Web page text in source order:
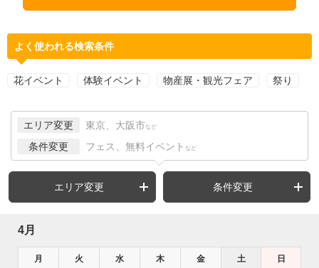
よく使われる検索条件
花イベント 体験イベント 物産展・観光フェア 祭り
エリア変更 東京、大阪市 など
条件変更 フェス、無料イベント など
エリア変更 条件変更
4月
月 火 水 木 金 土 日